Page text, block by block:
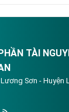
TÀI
Sơn - Huyện